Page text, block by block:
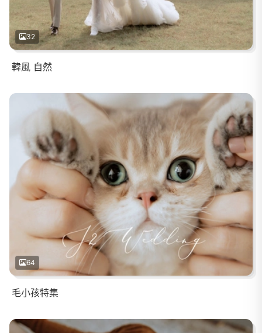
32
韓風 自然
64
毛小孩特集